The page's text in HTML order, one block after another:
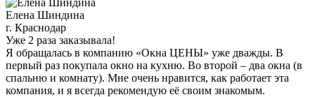
Елена Шиндина
г. Краснодар
Уже 2 раза заказывала!
Я обращалась в компанию «Окна ЦЕНЫ» уже дважды. В
первый раз покупала окно на кухню. Во второй – два окна (в
спальню и комнату). Мне очень нравится, как работает эта
компания, и я всегда рекомендую её своим знакомым.